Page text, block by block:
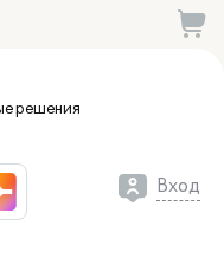
решения
Вход